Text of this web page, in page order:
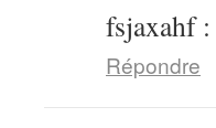
fsjaxahf :
Répondre